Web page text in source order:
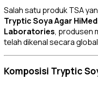
Salah satu produk TSA
Tryptic Soya Agar
Laboratories, produsen
telah dikenal secara
Komposisi Tryptic